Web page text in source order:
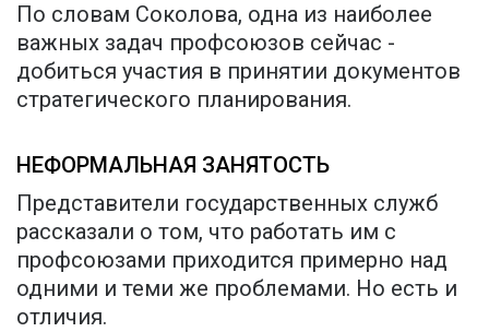
По словам Соколова, одна из наиболее
важных задач профсоюзов сейчас -
добиться участия в принятии документов
стратегического планирования.
НЕФОРМАЛЬНАЯ ЗАНЯТОСТЬ
Представители государственных служб
рассказали о том, что работать им с
профсоюзами приходится примерно над
одними и теми же проблемами. Но есть и
отличия.